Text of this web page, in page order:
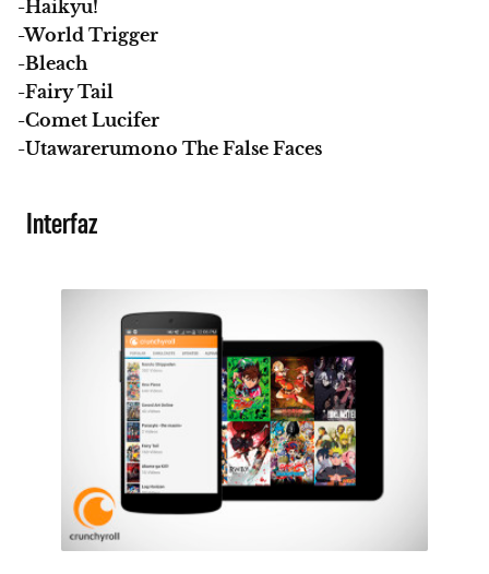
-Haikyu!
-World Trigger
-Bleach
-Fairy Tail
-Comet Lucifer
-Utawarerumono The False Faces
Interfaz